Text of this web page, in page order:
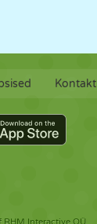
Kontakt